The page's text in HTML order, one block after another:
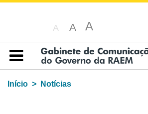
A A A
Índice
Início
Notícias